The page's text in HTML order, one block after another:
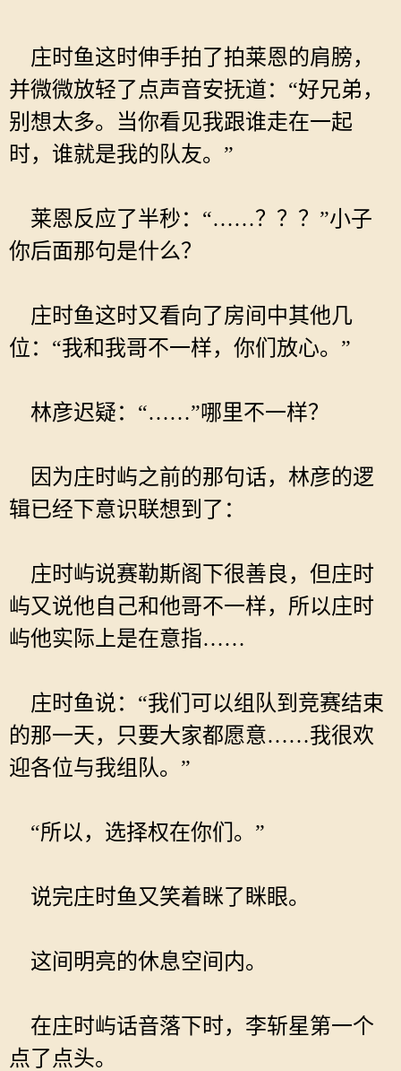
庄时鱼这时伸手拍了拍莱恩的肩膀，
并微微放轻了点声音安抚道：“好兄弟，
别想太多。当你看见我跟谁走在一起
时，谁就是我的队友。”
莱恩反应了半秒：“……？？？”小子
你后面那句是什么？
庄时鱼这时又看向了房间中其他几
位：“我和我哥不一样，你们放心。”
林彦迟疑：“……”哪里不一样？
因为庄时屿之前的那句话，林彦的逻
辑已经下意识联想到了：
庄时屿说赛勒斯阁下很善良，但庄时
屿又说他自己和他哥不一样，所以庄时
屿他实际上是在意指……
庄时鱼说：“我们可以组队到竞赛结束
的那一天，只要大家都愿意……我很欢
迎各位与我组队。”
“所以，选择权在你们。”
说完庄时鱼又笑着眯了眯眼。
这间明亮的休息空间内。
在庄时屿话音落下时，李斩星第一个
点了点头。